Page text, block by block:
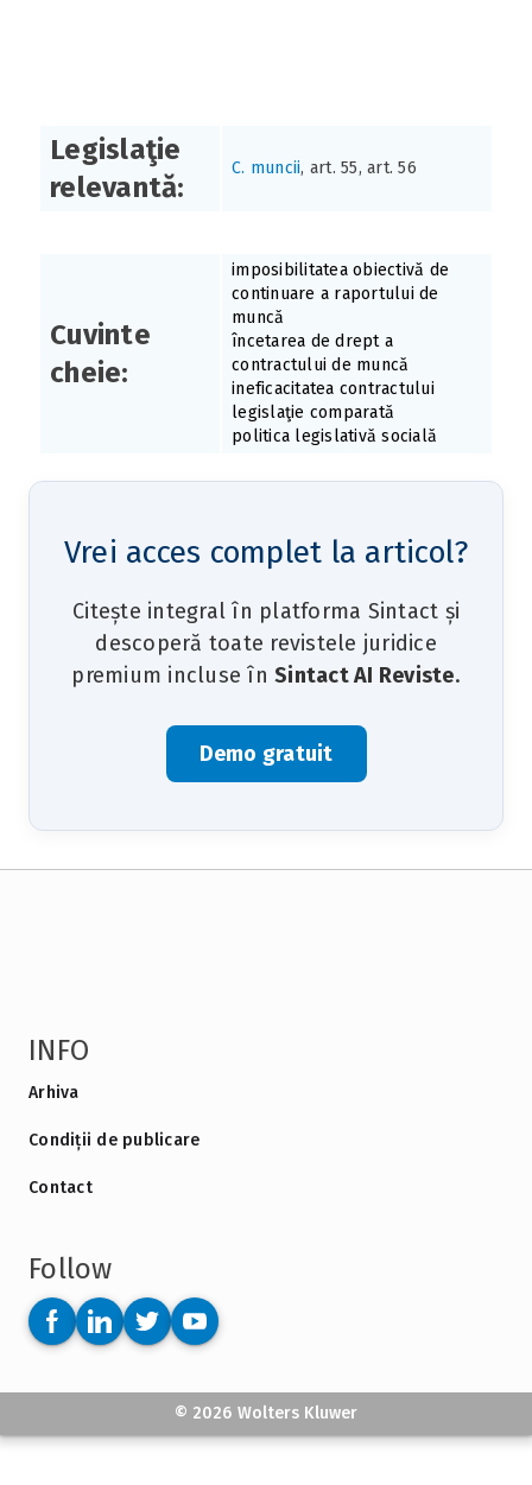
Legislaţie
relevantă:
C. muncii, art. 55, art. 56
Cuvinte
cheie:
imposibilitatea obiectivă de
continuare a raportului de
muncă
încetarea de drept a
contractului de muncă
ineficacitatea contractului
legislaţie comparată
politica legislativă socială
Vrei acces complet la articol?
Citește integral în platforma Sintact și
descoperă toate revistele juridice
premium incluse în Sintact AI Reviste.
Demo gratuit
INFO
Arhiva
Condiții de publicare
Contact
Follow
© 2026 Wolters Kluwer